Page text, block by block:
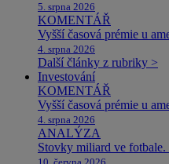
5. srpna 2026
KOMENTÁŘ
Vyšší časová prémie u
4. srpna 2026
Další články z rubriky >
Investování
KOMENTÁŘ
Vyšší časová prémie u
4. srpna 2026
ANALÝZA
Stovky miliard ve